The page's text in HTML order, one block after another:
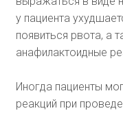
у пациента
появиться рвота, а
анафилактоидные
Иногда пациенты
реакций при